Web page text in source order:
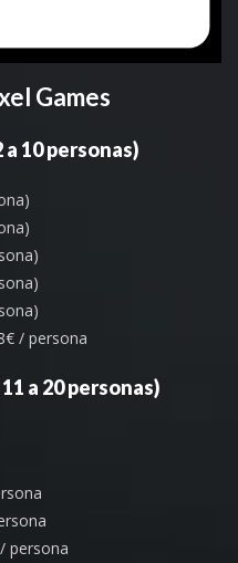
Games
10 personas)
/ persona
a 20 personas)
persona